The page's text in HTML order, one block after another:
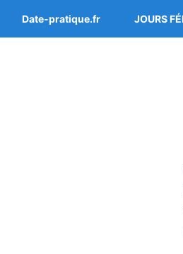
Date-pratique.fr JOURS